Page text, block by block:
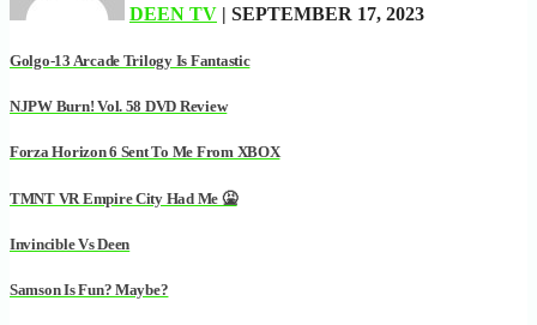
DEEN TV | SEPTEMBER 17, 2023
Golgo-13 Arcade Trilogy Is Fantastic
NJPW Burn! Vol. 58 DVD Review
Forza Horizon 6 Sent To Me From XBOX
TMNT VR Empire City Had Me 🤮
Invincible Vs Deen
Samson Is Fun? Maybe?